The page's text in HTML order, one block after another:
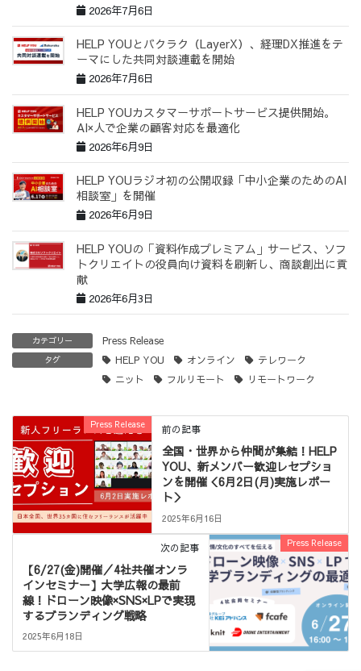
2026年7月6日
HELP YOUとバクラク（LayerX）、経理DX推進をテ
ーマにした共同対談連載を開始
2026年7月6日
HELP YOUカスタマーサポートサービス提供開始。
AI×人で企業の顧客対応を最適化
2026年6月9日
HELP YOUラジオ初の公開収録「中小企業のためのAI
相談室」を開催
2026年6月9日
HELP YOUの「資料作成プレミアム」サービス、ソフ
トクリエイトの役員向け資料を刷新し、商談創出に貢
献
2026年6月3日
カテゴリー Press Release
タグ HELP YOU オンライン
テレワーク
ニット
フルリモート リモートワーク
Press Release 前の記事
全国・世界から仲間が集結！HELP
YOU、新メンバー歓迎レセプショ
ンを開催＜6月2日(月)実施レポー
ト＞
2025年6月16日
Press Release
次の記事
【6/27(金)開催／4社共催オンラ
インセミナー】大学広報の最前
線！ドローン映像×SNS×LPで実現
するブランディング戦略
2025年6月18日